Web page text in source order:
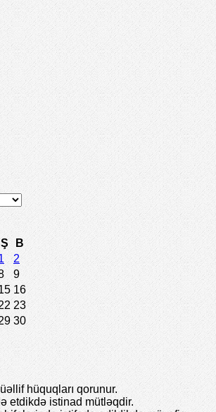
Ş
B
2
9
16
23
30
hüquqları qorunur.
etdikdə istinad mütləqdir.